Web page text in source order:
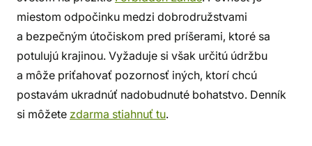
miestom odpočinku medzi dobrodružstvami
a bezpečným útočiskom pred príšerami, ktoré sa
potulujú krajinou. Vyžaduje si však určitú údržbu
a môže priťahovať pozornosť iných, ktorí chcú
postavám ukradnúť nadobudnuté bohatstvo. Denník
si môžete zdarma stiahnuť tu.